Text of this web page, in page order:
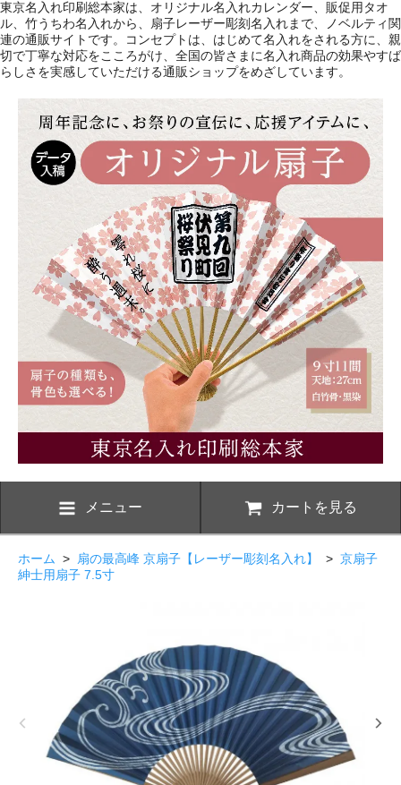
東京名入れ印刷総本家は、オリジナル名入れカレンダー、販促用タオ
ル、竹うちわ名入れから、扇子レーザー彫刻名入れまで、ノベルティ関
連の通販サイトです。コンセプトは、はじめて名入れをされる方に、親
切で丁寧な対応をこころがけ、全国の皆さまに名入れ商品の効果やすば
らしさを実感していただける通販ショップをめざしています。
メニュー カートを見る
ホーム > 扇の最高峰 京扇子【レーザー彫刻名入れ】 > 京扇子
紳士用扇子 7.5寸